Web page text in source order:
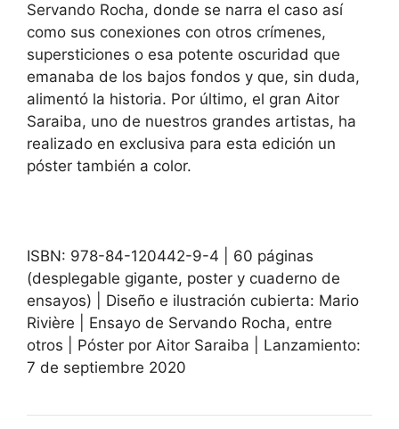
Servando Rocha, donde se narra el caso así
como sus conexiones con otros crímenes,
supersticiones o esa potente oscuridad que
emanaba de los bajos fondos y que, sin duda,
alimentó la historia. Por último, el gran Aitor
Saraiba, uno de nuestros grandes artistas, ha
realizado en exclusiva para esta edición un
póster también a color.
ISBN: 978-84-120442-9-4 | 60 páginas
(desplegable gigante, poster y cuaderno de
ensayos) | Diseño e ilustración cubierta: Mario
Rivière | Ensayo de Servando Rocha, entre
otros | Póster por Aitor Saraiba | Lanzamiento:
7 de septiembre 2020